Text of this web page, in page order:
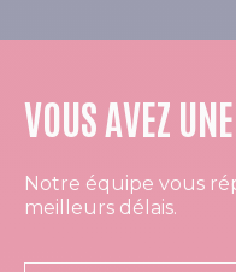
VOUS AVEZ
Notre équipe vous
meilleurs délais.